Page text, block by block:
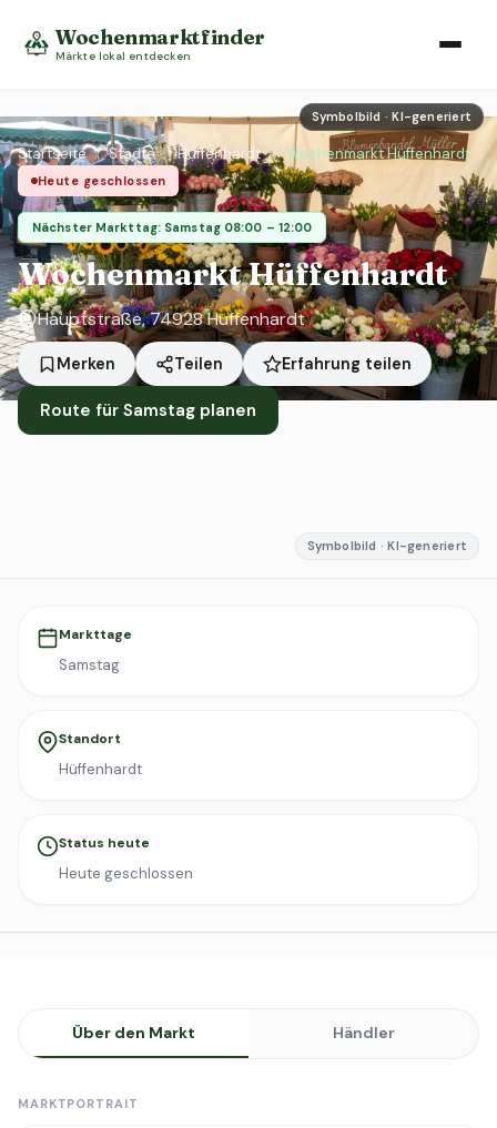
Wochenmarktfinder
Märkte lokal entdecken
Symbolbild · KI-generiert
Startseite › Städte › Hüffenhardt › Wochenmarkt Hüffenhardt
Heute geschlossen
Nächster Markttag: Samstag 08:00 – 12:00
Wochenmarkt Hüffenhardt
Hauptstraße, 74928 Hüffenhardt
Merken Teilen Erfahrung teilen
Route für Samstag planen
Symbolbild · KI-generiert
Markttage
Samstag
Standort
Hüffenhardt
Status heute
Heute geschlossen
Über den Markt Händler
MARKTPORTRAIT